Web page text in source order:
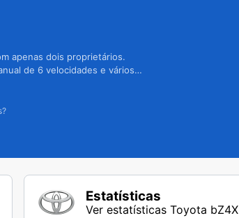
apenas dois proprietários.
de 6 velocidades e vários
Estatísticas
Ver estatísticas Toyota bZ4X